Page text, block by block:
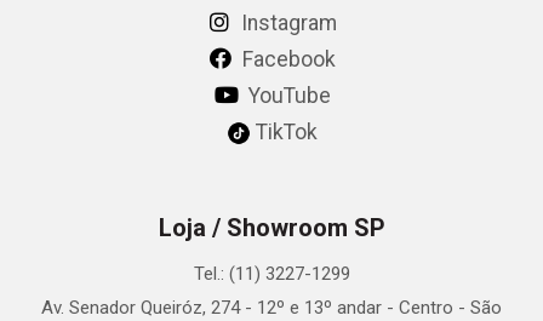
Instagram
Facebook
YouTube
TikTok
Loja / Showroom SP
Tel.: (11) 3227-1299
Av. Senador Queiróz, 274 - 12º e 13º andar - Centro - São